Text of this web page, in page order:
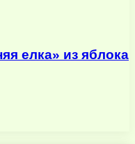
елка» из яблока